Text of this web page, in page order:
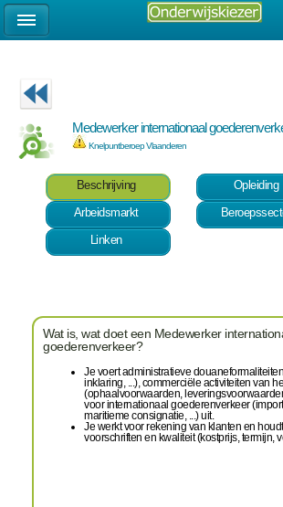
Medewerker internationaal
Knelpuntberoep Vlaanderen
Beschrijving
Opleiding
Arbeidsmarkt
Linken
Wat is, wat doet een Medewerker
goederenverkeer?
Je voert administratieve
inklaring, ...), commerciële activiteiten van
(ophaalvoorwaarden,
voor internationaal goederenverkeer
maritieme consignatie, ...) uit.
Je werkt voor rekening van klanten en
voorschriften en kwaliteit (kostprijs, termijn,